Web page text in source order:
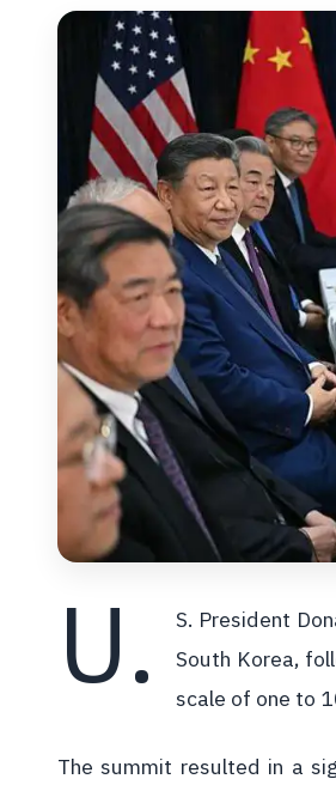
U.
S. President
South Korea,
scale of one to
The summit resulted in a